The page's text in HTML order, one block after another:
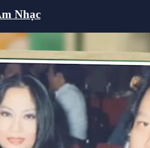
Nhạc